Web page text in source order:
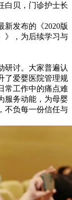
白贝，门诊护士长
新发布的《2020版
》，为后续学习与
研讨。大家普遍认
了爱婴医院管理规
常工作中的痛点难
服务动能，为母婴
不负每一份信任与